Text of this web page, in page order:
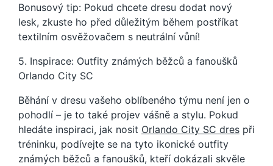
Bonusový tip: Pokud chcete dresu dodat nový
lesk, zkuste ho před důležitým během postříkat
textilním osvěžovačem s neutrální vůní!
5. Inspirace: Outfity známých běžců a fanoušků
Orlando City SC
Běhání v dresu vašeho oblíbeného týmu není jen o
pohodlí – je to také projev vášně a stylu. Pokud
hledáte inspiraci, jak nosit Orlando City SC dres při
tréninku, podívejte se na tyto ikonické outfity
známých běžců a fanoušků, kteří dokázali skvěle